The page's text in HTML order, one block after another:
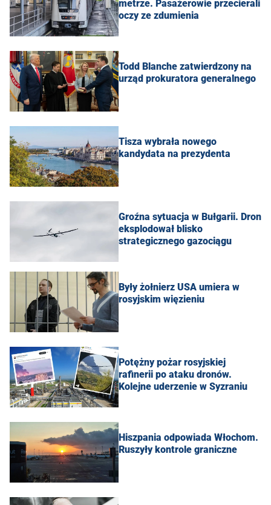
metrze. Pasażerowie przecierali
oczy ze zdumienia
Todd Blanche zatwierdzony na
urząd prokuratora generalnego
Tisza wybrała nowego
kandydata na prezydenta
Groźna sytuacja w Bułgarii. Dron
eksplodował blisko
strategicznego gazociągu
Były żołnierz USA umiera w
rosyjskim więzieniu
Potężny pożar rosyjskiej
rafinerii po ataku dronów.
Kolejne uderzenie w Syzraniu
Hiszpania odpowiada Włochom.
Ruszyły kontrole graniczne